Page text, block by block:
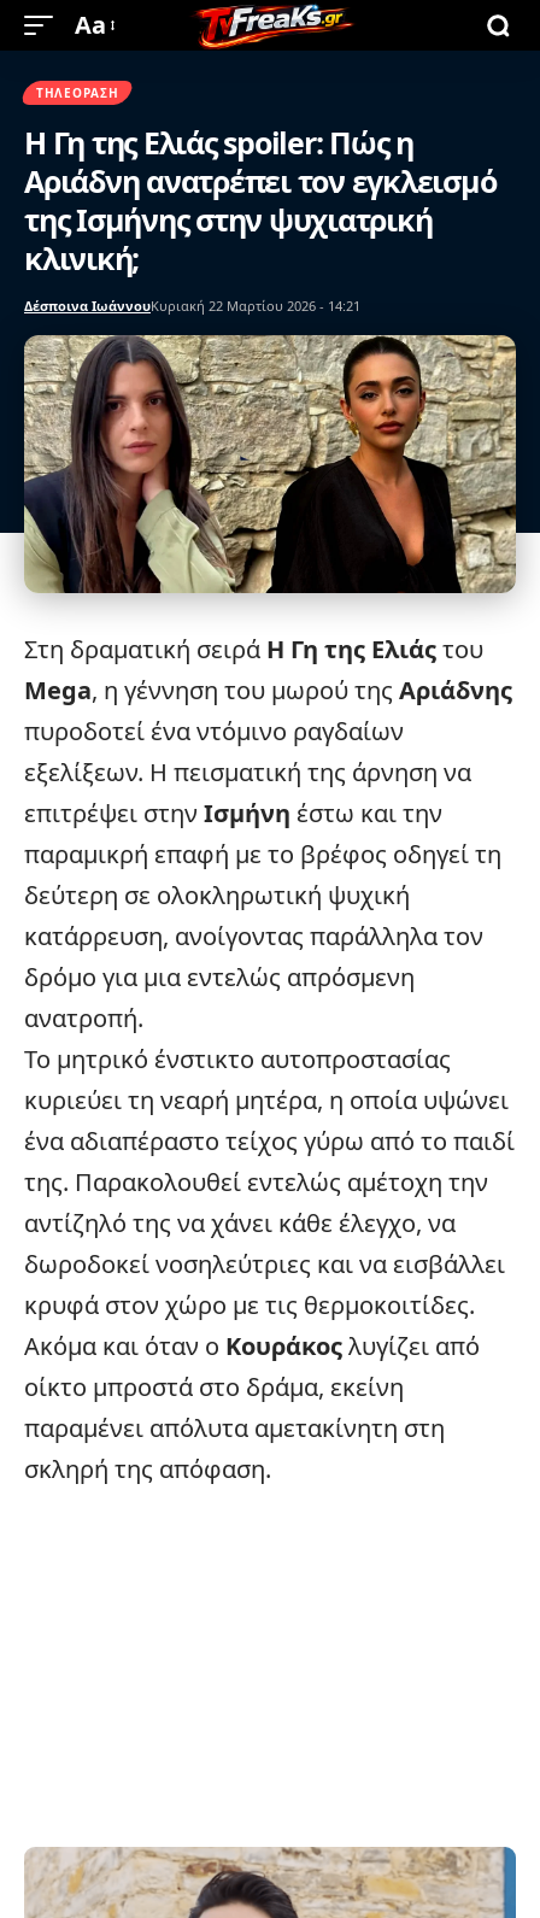
Aa
ΤΗΛΕΌΡΑΣΗ
Η Γη της Ελιάς spoiler: Πώς η
Αριάδνη ανατρέπει τον εγκλεισμό
της Ισμήνης στην ψυχιατρική
κλινική;
Δέσποινα ΙωάννουΚυριακή 22 Μαρτίου 2026 - 14:21
Στη δραματική σειρά Η Γη της Ελιάςτου
Mega, η γέννηση του μωρού της Αριάδνης
πυροδοτεί ένα ντόμινο ραγδαίων
εξελίξεων. Η πεισματική της άρνηση να
επιτρέψει στην Ισμήνη έστω και την
παραμικρή επαφή με το βρέφος οδηγεί τη
δεύτερη σε ολοκληρωτική ψυχική
κατάρρευση, ανοίγοντας παράλληλα τον
δρόμο για μια εντελώς απρόσμενη
ανατροπή.
Το μητρικό ένστικτο αυτοπροστασίας
κυριεύει τη νεαρή μητέρα, η οποία υψώνει
ένα αδιαπέραστο τείχος γύρω από το παιδί
της. Παρακολουθεί εντελώς αμέτοχη την
αντίζηλό της να χάνει κάθε έλεγχο, να
δωροδοκεί νοσηλεύτριες και να εισβάλλει
κρυφά στον χώρο με τις θερμοκοιτίδες.
Ακόμα και όταν ο Κουράκοςλυγίζει από
οίκτο μπροστά στο δράμα, εκείνη
παραμένει απόλυτα αμετακίνητη στη
σκληρή της απόφαση.